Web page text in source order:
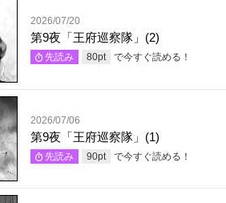
2026/07/20
第9夜「王府巡察隊」(2)
先読み 80pt で今すぐ読める！
2026/07/06
第9夜「王府巡察隊」(1)
先読み 90pt で今すぐ読める！